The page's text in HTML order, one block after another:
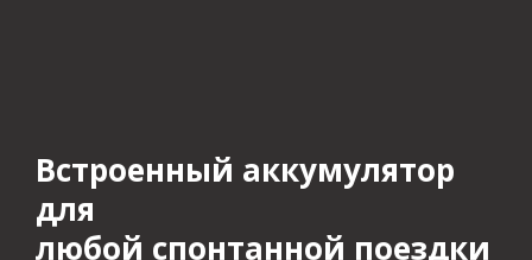
Встроенный аккумулятор
для
любой спонтанной поездки​​​​​